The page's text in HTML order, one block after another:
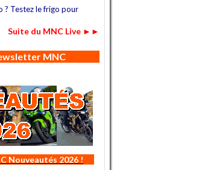
? Testez le frigo pour
Suite du MNC Live ►►
MNC
Nouveautés 2026 !